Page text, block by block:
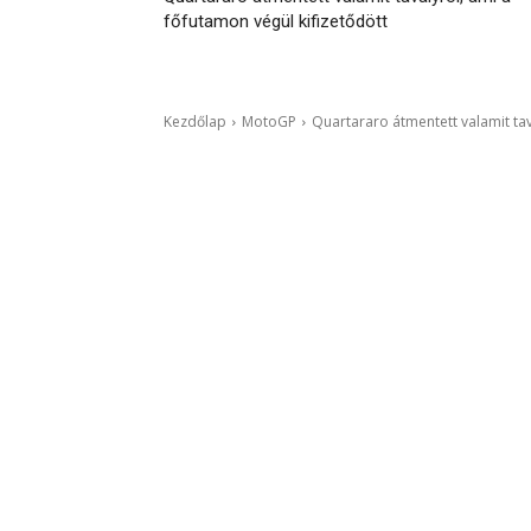
főfutamon végül kifizetődött